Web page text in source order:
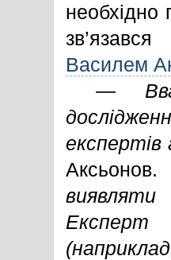
необхідно
Василем
—
експертів
виявляти
Експерт